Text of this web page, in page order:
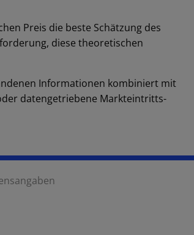
Preis die beste Schätzung des
diese theoretischen
Informationen kombiniert mit
datengetriebene Markteintritts-